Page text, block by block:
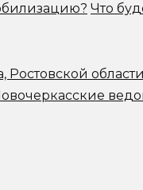
Что
Ростовской